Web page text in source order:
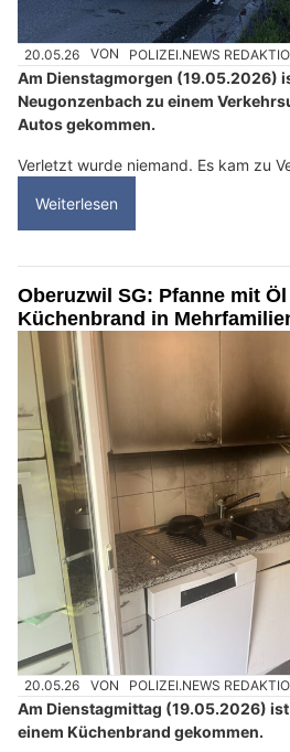
20.05.26 VON POLIZEI.NEWS
Am Dienstagmorgen (19.05.2026)
Neugonzenbach zu einem
Autos gekommen.
Verletzt wurde niemand. Es kam zu
Weiterlesen
Oberuzwil SG: Pfanne mit
Küchenbrand in
20.05.26 VON POLIZEI.NEWS
Am Dienstagmittag (19.05.2026)
einem Küchenbrand gekommen.